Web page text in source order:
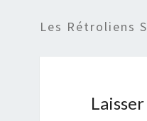
Les Rétroliens